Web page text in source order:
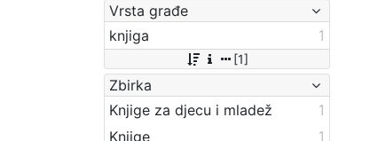
Vrsta građe
knjiga
1
[1]
Zbirka
Knjige za djecu i mladež
1
Knjige
1